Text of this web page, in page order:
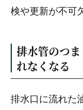
検や更新が不可
排水管のつ
れなくなる
排水口に流れた